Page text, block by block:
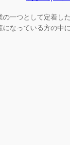
の一つとして定着し
になっている方の中